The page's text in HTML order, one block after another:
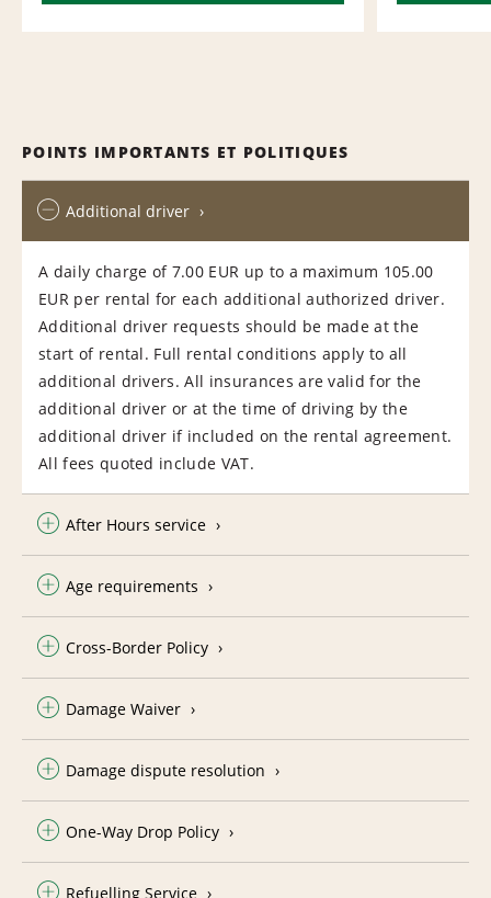
POINTS IMPORTANTS ET POLITIQUES
Additional driver
A daily charge of 7.00 EUR up to a maximum 105.00
EUR per rental for each additional authorized driver.
Additional driver requests should be made at the
start of rental. Full rental conditions apply to all
additional drivers. All insurances are valid for the
additional driver or at the time of driving by the
additional driver if included on the rental agreement.
All fees quoted include VAT.
After Hours service
Age requirements
Cross-Border Policy
Damage Waiver
Damage dispute resolution
One-Way Drop Policy
Refuelling Service